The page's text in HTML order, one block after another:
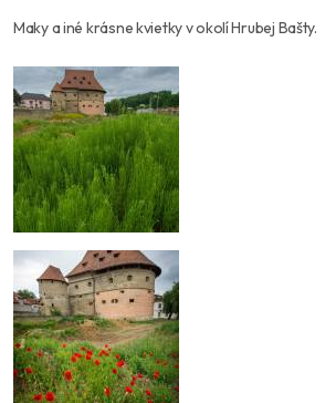
Maky a iné krásne kvietky v okolí Hrubej Bašty.